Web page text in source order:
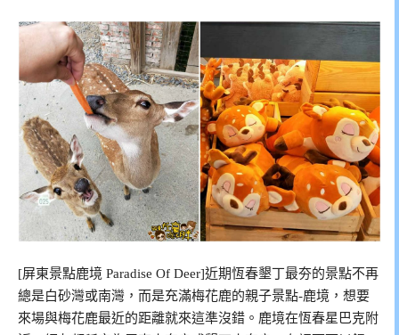
[屏東景點鹿境 Paradise Of Deer]近期恆春墾丁最夯的景點不再
總是白砂灣或南灣，而是充滿梅花鹿的親子景點-鹿境，想要
來場與梅花鹿最近的距離就來這準沒錯。鹿境在恆春星巴克附